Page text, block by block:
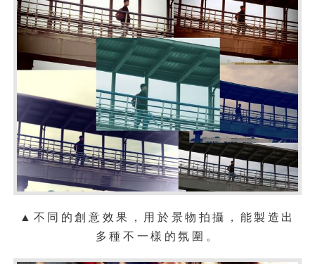
▲不同的創意效果，用於景物拍攝，能製造出
多種不一樣的氛圍。